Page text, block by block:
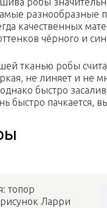
разнообразные
качественных
чёрного и
тканью робы
не линяет и не
быстро
быстро пачкается,
топор
Ларри